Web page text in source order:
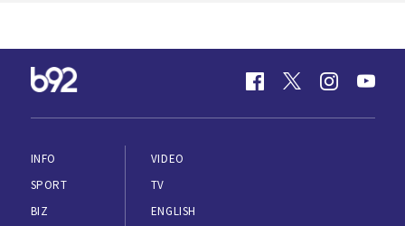
INFO
SPORT
BIZ
VIDEO
TV
ENGLISH